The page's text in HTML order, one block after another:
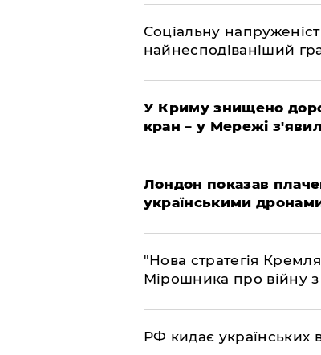
Соціальну
найнесподіваніший
У Криму знищено
кран – у Мережі
Лондон показав
українськими
"Нова стратегія
Мірошника про війну
РФ кидає українських